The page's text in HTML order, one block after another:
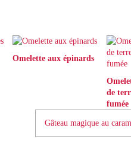
Omelette aux épinards
de
fumée
Gâteau magique au